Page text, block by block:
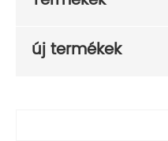
új termékek